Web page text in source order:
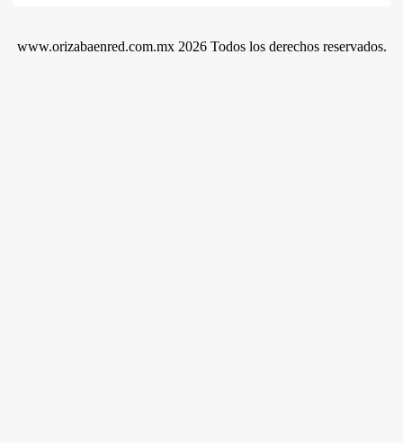
www.orizabaenred.com.mx 2026 Todos los derechos reservados.